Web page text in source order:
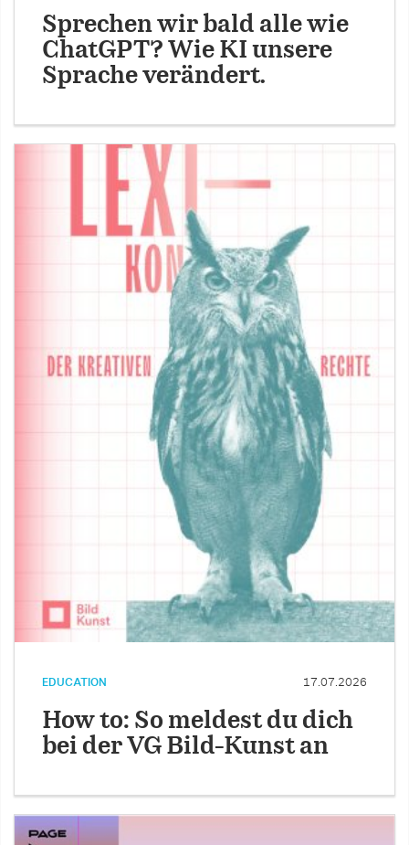
Sprechen wir bald alle wie
ChatGPT? Wie KI unsere
Sprache verändert.
EDUCATION 17.07.2026
How to: So meldest du dich
bei der VG Bild-Kunst an